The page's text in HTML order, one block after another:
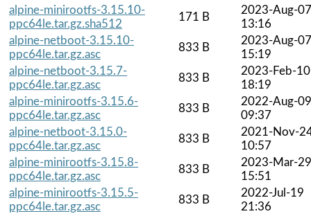
alpine-minirootfs-3.15.10-
ppc64le.tar.gz.sha512
171 B
2023-Aug-07
13:16
alpine-netboot-3.15.10-
ppc64le.tar.gz.asc
833 B
2023-Aug-07
15:19
alpine-netboot-3.15.7-
ppc64le.tar.gz.asc
833 B
2023-Feb-10
18:19
alpine-minirootfs-3.15.6-
ppc64le.tar.gz.asc
833 B
2022-Aug-09
09:37
alpine-netboot-3.15.0-
ppc64le.tar.gz.asc
833 B
2021-Nov-
10:57
alpine-minirootfs-3.15.8-
ppc64le.tar.gz.asc
833 B
2023-Mar-29
15:51
alpine-minirootfs-3.15.5-
ppc64le.tar.gz.asc
833 B
2022-Jul-19
21:36